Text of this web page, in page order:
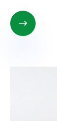
